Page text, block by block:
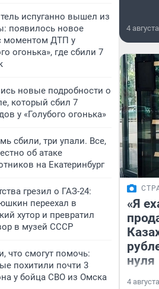
испуганно вышел из
появилось новое
моментом ДТП у
огонька», где сбили 7
новые подробности о
который сбил 7
у «Голубого огонька»
сбили, три упали. Все,
об атаке
на Екатеринбург
грезил о ГАЗ-24:
переехал в
хутор и превратил
в музей СССР
что смогут помочь:
похитили почти 3
у бойца СВО из Омска
4 августа
«Я
нуля
4 августа